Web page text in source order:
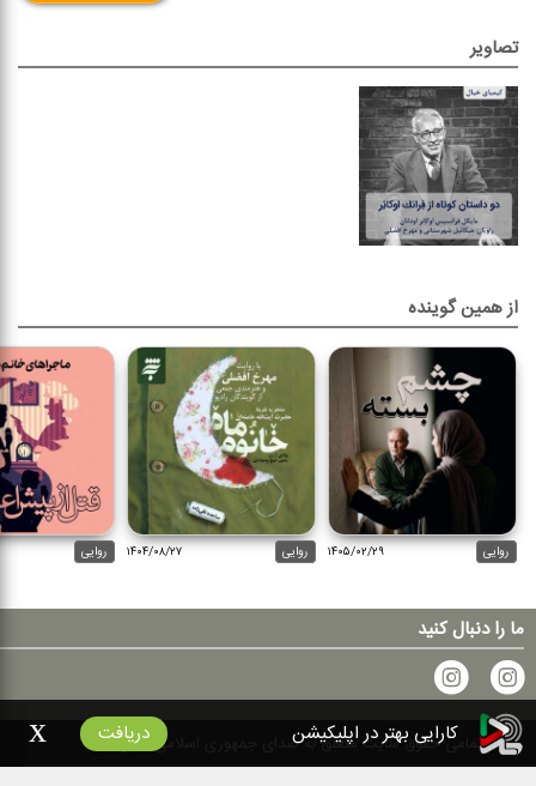
تصاویر
از همین گوینده
روایی ۱۴۰۵/۰۲/۲۹ روایی ۱۴۰۴/۰۸/۲۷ روایی
ما را دنبال کنید
۱۴۰۰ تمامی حقوق سایت متعلق به صدای جمهوری اسلامی ایران است
کارایی بهتر در اپلیکیشن دریافت x